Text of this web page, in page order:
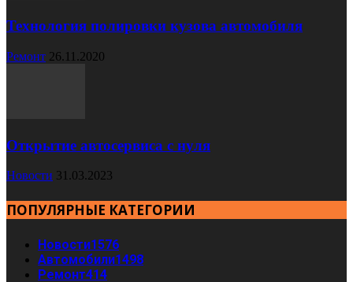
Технология полировки кузова автомобиля
Ремонт 26.11.2020
Открытие автосервиса с нуля
Новости 31.03.2023
ПОПУЛЯРНЫЕ КАТЕГОРИИ
Новости1576
Автомобили1498
Ремонт414